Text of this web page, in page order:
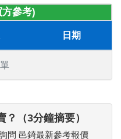
參考)
日期
（3分鐘摘要）
問 邑錡最新參考報價